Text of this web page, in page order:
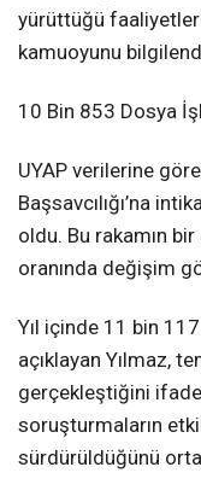
yürüttüğü
kamuoyunu
10 Bin 853 Dosya
UYAP verilerine
Başsavcılığı’na
oldu. Bu rakamın
oranında değişim
Yıl içinde 11 bin
açıklayan Yılmaz,
gerçekleştiğini
soruşturmaların
sürdürüldüğünü